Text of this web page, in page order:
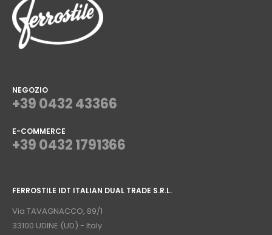
NEGOZIO
+39 0432 43366
E-COMMERCE
+39 0432 1791366
FERROSTILE IDT ITALIAN DUAL TRADE S.R.L.
Via TAVAGNACCO, 89/1
33100 UDINE (UD) - Italy